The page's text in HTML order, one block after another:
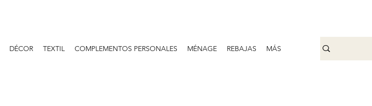
DÉCOR TEXTIL COMPLEMENTOS PERSONALES MÉNAGE REBAJAS MÁS